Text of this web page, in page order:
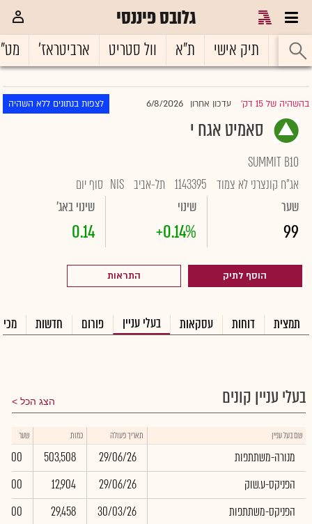
גלובס פיננסי
ראשי תיק אישי ת"א וול סטריט ארביטראז'
בהשהיה של 15 דק' |עדכון אחרון 6/8/2026 לצפות בנתונים ללא השהיה
סאמיט אגח י
SUMMIT B10
אג"ח קונצרני לא צמוד 1143395 תל-אביב NIS סוף יום
שער
99
שינוי
+0.14%
שינוי באג'
0.14
הוסף לתיק התראות
תמצית דוחות עסקאות בעלי עניין פורום חדשות
בעלי עניין קונים הצג הכל
שם בעל עניין תאריך פעולה כמות שער
מנורה-משתתפות 29/06/26
503,508
0.00
הפניקס-ע.שוק
29/06/26
12,904
0.00
הפניקס-משתתפות
30/03/26
29,458
0.00